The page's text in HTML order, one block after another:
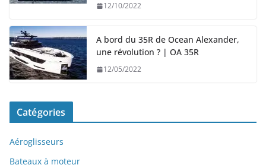
12/10/2022
A bord du 35R de Ocean Alexander,
une révolution ? | OA 35R
12/05/2022
Catégories
Aéroglisseurs
Bateaux à moteur